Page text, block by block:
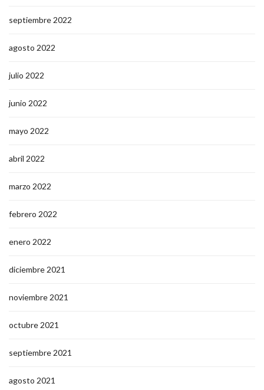
septiembre 2022
agosto 2022
julio 2022
junio 2022
mayo 2022
abril 2022
marzo 2022
febrero 2022
enero 2022
diciembre 2021
noviembre 2021
octubre 2021
septiembre 2021
agosto 2021